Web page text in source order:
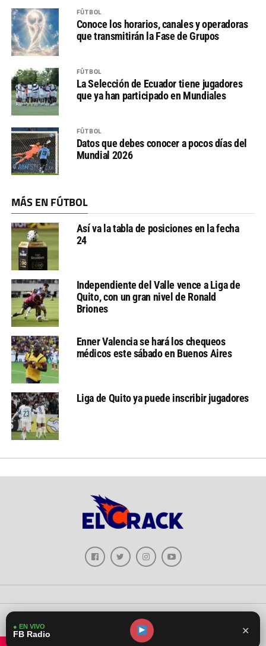
FÚTBOL
Conoce los horarios, canales y operadoras
que transmitirán la Fase de Grupos
FÚTBOL
La Selección de Ecuador tiene jugadores
que ya han participado en Mundiales
FÚTBOL
Datos que debes conocer a pocos días del
Mundial 2026
MÁS EN FÚTBOL
Así va la tabla de posiciones en la fecha
24
Independiente del Valle vence a Liga de
Quito, con un gran nivel de Ronald
Briones
Enner Valencia se hará los chequeos
médicos este sábado en Buenos Aires
Liga de Quito ya puede inscribir jugadores
Copyright © 2026 - El Crack Deportes
● EN VIVO
FB Radio ✕